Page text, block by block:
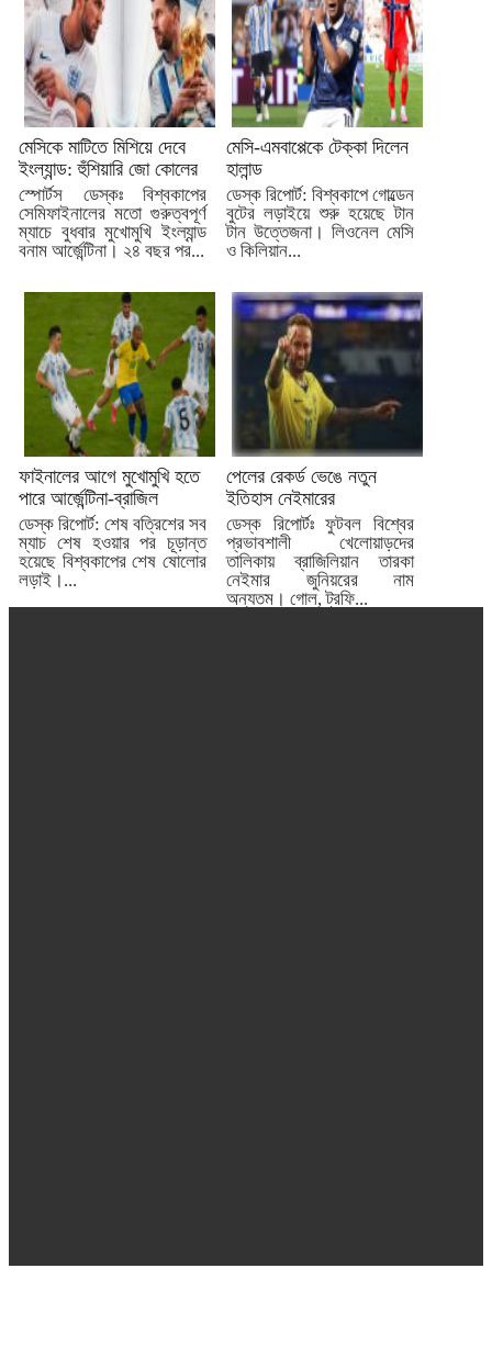
মেসিকে মাটিতে মিশিয়ে দেবে
ইংল্যান্ড: হুঁশিয়ারি জো কোলের
স্পোর্টস ডেস্কঃ বিশ্বকাপের
সেমিফাইনালের মতো গুরুত্বপূর্ণ
ম্যাচে বুধবার মুখোমুখি ইংল্যান্ড
বনাম আর্জেন্টিনা। ২৪ বছর পর...
মেসি-এমবাপ্পেকে টেক্কা দিলেন
হালান্ড
ডেস্ক রিপোর্ট: বিশ্বকাপে গোল্ডেন
বুটের লড়াইয়ে শুরু হয়েছে টান
টান উত্তেজনা। লিওনেল মেসি
ও কিলিয়ান...
ফাইনালের আগে মুখোমুখি হতে
পারে আর্জেন্টিনা-ব্রাজিল
ডেস্ক রিপোর্ট: শেষ বত্রিশের সব
ম্যাচ শেষ হওয়ার পর চূড়ান্ত
হয়েছে বিশ্বকাপের শেষ ষোলোর
লড়াই।...
পেলের রেকর্ড ভেঙে নতুন
ইতিহাস নেইমারের
ডেস্ক রিপোর্টঃ ফুটবল বিশ্বের
প্রভাবশালী খেলোয়াড়দের
তালিকায় ব্রাজিলিয়ান তারকা
নেইমার জুনিয়রের নাম
অন্যতম। গোল, ট্রফি...